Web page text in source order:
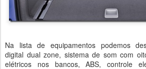
Na lista de equipamentos podemos
digital dual zone, sistema de som com
elétricos nos bancos, ABS, controle